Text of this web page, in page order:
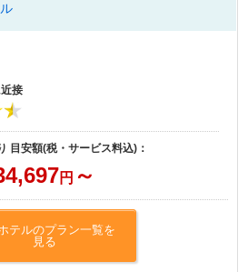
接
目安額(税・サービス料込)：
円 ～
テルのプラン一覧を
見る